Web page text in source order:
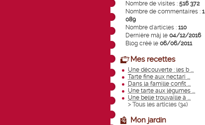
Nombre de visites : 516 372
Nombre de commentaires : 1
089
Nombre d'articles : 110
Dernière màj le 04/12/2016
Blog créé le 06/06/2011
Mes recettes
Une découverte : les b ...
Tarte fine aux nectari ...
Dans la famille confit ...
Une tarte aux légumes ...
Une belle trouvaille à ...
> Tous les articles (34)
Mon jardin